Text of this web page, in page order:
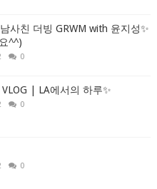
사친 더빙 GRWM with 윤지성✨
^^)
0
| LA에서의 하루✨
0
0